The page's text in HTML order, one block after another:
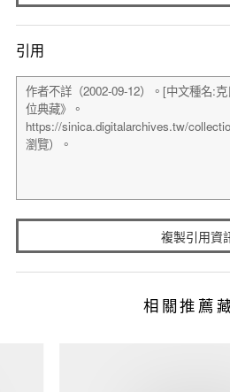
引用
複製引用資
相關推薦